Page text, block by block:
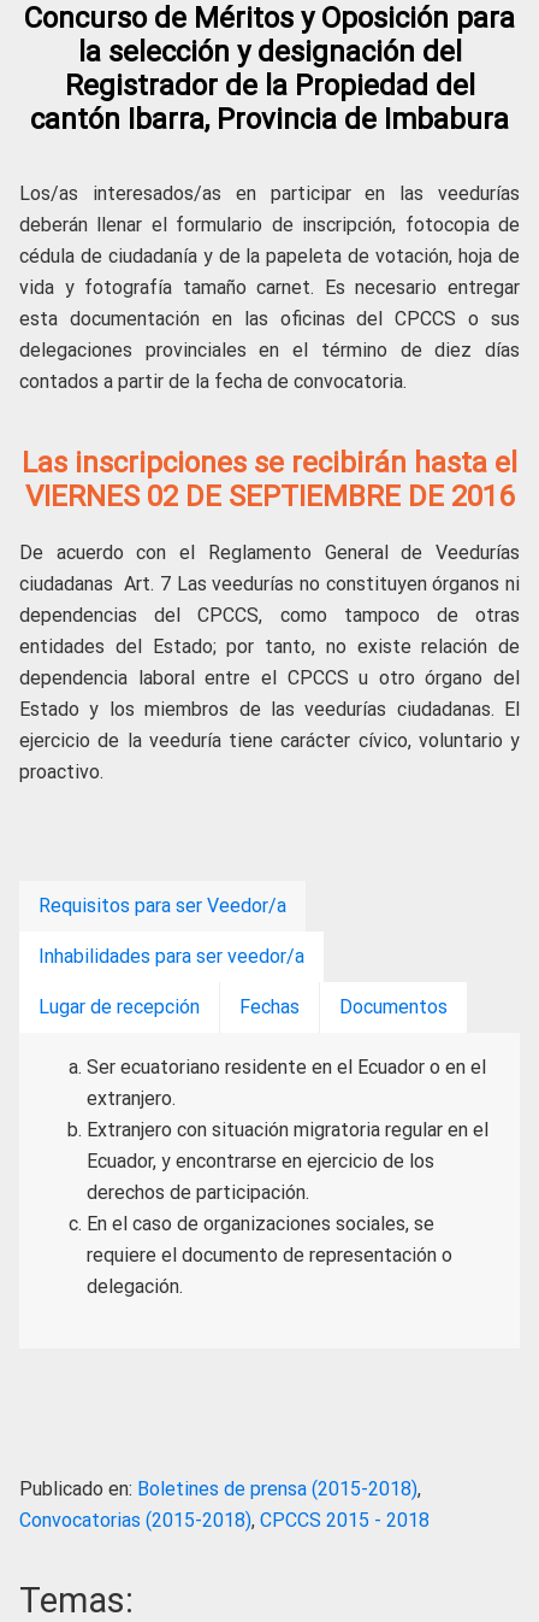
Concurso de Méritos y Oposición para
la selección y designación del
Registrador de la Propiedad del
cantón Ibarra, Provincia de Imbabura
Los/as interesados/as en participar en las veedurías
deberán llenar el formulario de inscripción, fotocopia de
cédula de ciudadanía y de la papeleta de votación, hoja de
vida y fotografía tamaño carnet. Es necesario entregar
esta documentación en las oficinas del CPCCS o sus
delegaciones provinciales en el término de diez días
contados a partir de la fecha de convocatoria.
Las inscripciones se recibirán hasta el
VIERNES 02 DE SEPTIEMBRE DE 2016
De acuerdo con el Reglamento General de Veedurías
ciudadanas Art. 7 Las veedurías no constituyen órganos ni
dependencias del CPCCS, como tampoco de otras
entidades del Estado; por tanto, no existe relación de
dependencia laboral entre el CPCCS u otro órgano del
Estado y los miembros de las veedurías ciudadanas. El
ejercicio de la veeduría tiene carácter cívico, voluntario y
proactivo.
Requisitos para ser Veedor/a
Inhabilidades para ser veedor/a
Lugar de recepción Fechas Documentos
Ser ecuatoriano residente en el Ecuador o en el
extranjero.
Extranjero con situación migratoria regular en el
Ecuador, y encontrarse en ejercicio de los
derechos de participación.
En el caso de organizaciones sociales, se
requiere el documento de representación o
delegación.
Publicado en: Boletines de prensa (2015-2018),
Convocatorias (2015-2018), CPCCS 2015 - 2018
Temas: